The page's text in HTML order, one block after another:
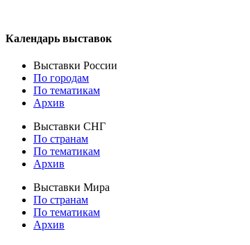
Календарь выставок
Выставки России
По городам
По тематикам
Архив
Выставки СНГ
По странам
По тематикам
Архив
Выставки Мира
По странам
По тематикам
Архив